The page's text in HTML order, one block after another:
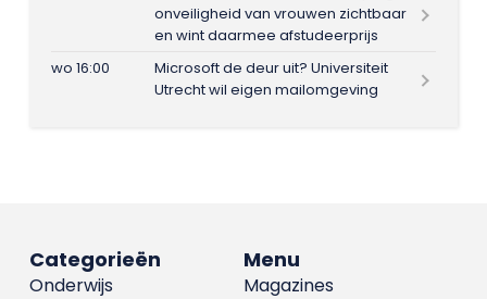
onveiligheid van vrouwen zichtbaar
en wint daarmee afstudeerprijs
wo 16:00
Microsoft de deur uit? Universiteit
Utrecht wil eigen mailomgeving
Menu
Magazines
Categorieën
Onderwijs